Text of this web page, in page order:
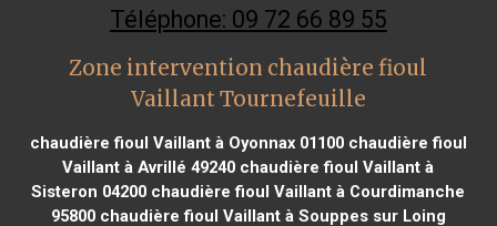
Téléphone: 09 72 66 89 55
Zone intervention chaudière fioul
Vaillant Tournefeuille
chaudière fioul Vaillant à Oyonnax 01100chaudière fioul
Vaillant à Avrillé 49240 chaudière fioul Vaillant à
Sisteron 04200 chaudière fioul Vaillant à Courdimanche
95800chaudière fioul Vaillant à Souppes sur Loing